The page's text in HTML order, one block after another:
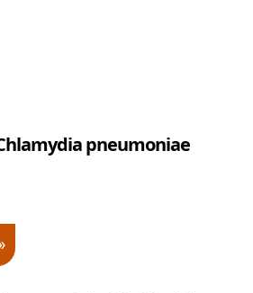
pneumoniae